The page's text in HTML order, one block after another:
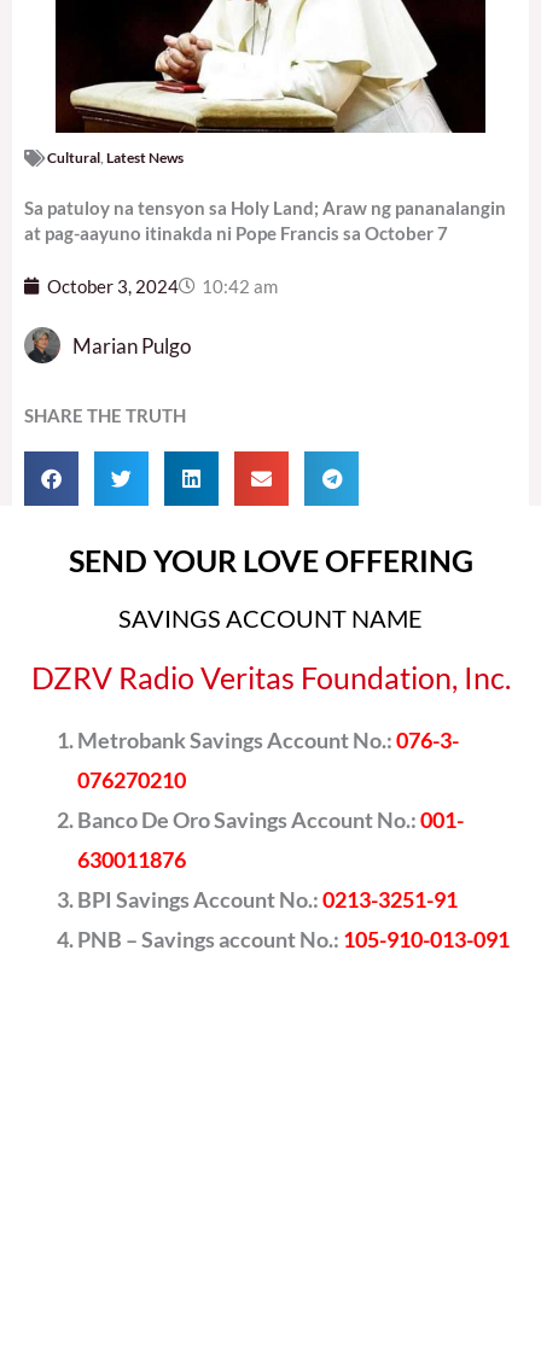
Cultural Latest News
Sa patuloy na tensyon sa Holy Land; Araw ng pananalangin
at pag-aayuno itinakda ni Pope Francis sa October 7
October 3, 2024 10:42 am
Marian Pulgo
SHARE THE TRUTH
SEND YOUR LOVE OFFERING
SAVINGS ACCOUNT NAME
DZRV Radio Veritas Foundation, Inc.
Metrobank Savings Account No.:076-3-
076270210
Banco De Oro Savings Account No.:001-
630011876
BPI Savings Account No.:0213-3251-91
PNB – Savings account No.: 105-910-013-091